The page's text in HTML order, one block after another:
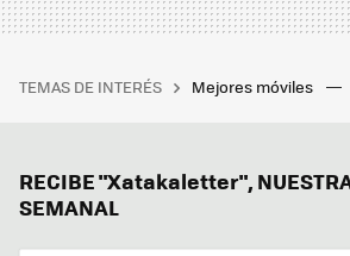
TEMAS DE INTERÉS Mejores móviles
RECIBE "Xatakaletter",
SEMANAL